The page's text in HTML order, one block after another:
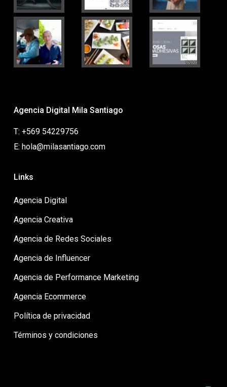
Agencia Digital Mila Santiago
T: +569 54229756
E: hola@milasantiago.com
Links
Agencia Digital
Agencia Creativa
Agencia de Redes Sociales
Agencia de Influencer
Agencia de Performance Marketing
Agencia Ecommerce
Política de privacidad
Términos y condiciones